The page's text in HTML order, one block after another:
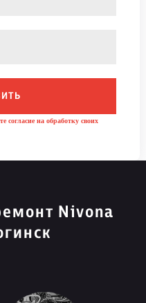
на обработку своих
Nivona